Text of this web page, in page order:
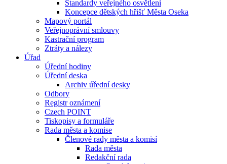
Standardy veřejného osvětlení
Koncepce dětských hřišť Města Oseka
Mapový portál
Veřejnoprávní smlouvy
Kastrační program
Ztráty a nálezy
Úřad
Úřední hodiny
Úřední deska
Archiv úřední desky
Odbory
Registr oznámení
Czech POINT
Tiskopisy a formuláře
Rada města a komise
Členové rady města a komisí
Rada města
Redakční rada